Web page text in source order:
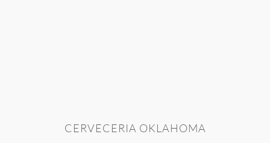
CERVECERIA OKLAHOMA